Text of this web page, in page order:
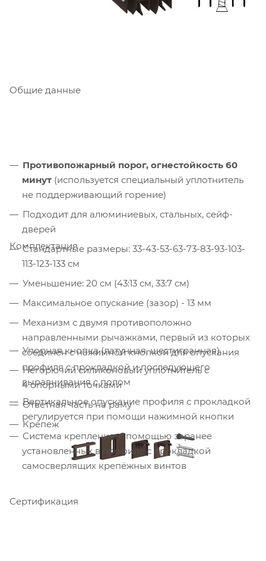
Общие данные
Противопожарный порог, огнестойкость 60
минут (используется специальный уплотнитель
не поддерживающий горение)
Подходит для алюминиевых, стальных, сейф-
дверей
Стандартные размеры: 33-43-53-63-73-83-93-103-
113-123-133 см
Уменьшение: 20 см (43:13 см, 33:7 см)
Максимальное опускание (зазор) - 13 мм
Механизм с двумя противоположно
направленными рычажками, первый из которых
соединён с нажимной кнопкой для опускания
профиля с прокладкой и последующего
выравнивания с полом
Вертикальное опускание профиля с прокладкой
регулируется при помощи нажимной кнопки
Система крепления: с помощью заранее
установленных в профиле с прокладкой
самосверлящих крепёжных винтов
Комплектация
Упорная кнопка (латунная, шестигранная)
Негорючий силиконовый уплотнитель с
4 опорными точками
Ответная часть на раму
Крепеж
Сертификация